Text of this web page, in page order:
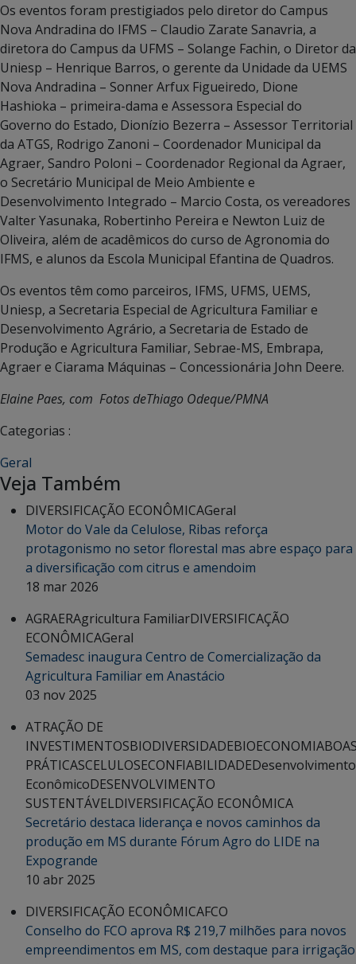
Os eventos foram prestigiados pelo diretor do Campus
Nova Andradina do IFMS – Claudio Zarate Sanavria, a
diretora do Campus da UFMS – Solange Fachin, o Diretor da
Uniesp – Henrique Barros, o gerente da Unidade da UEMS
Nova Andradina – Sonner Arfux Figueiredo, Dione
Hashioka – primeira-dama e Assessora Especial do
Governo do Estado, Dionízio Bezerra – Assessor Territorial
da ATGS, Rodrigo Zanoni – Coordenador Municipal da
Agraer, Sandro Poloni – Coordenador Regional da Agraer,
o Secretário Municipal de Meio Ambiente e
Desenvolvimento Integrado – Marcio Costa, os vereadores
Valter Yasunaka, Robertinho Pereira e Newton Luiz de
Oliveira, além de acadêmicos do curso de Agronomia do
IFMS, e alunos da Escola Municipal Efantina de Quadros.
Os eventos têm como parceiros, IFMS, UFMS, UEMS,
Uniesp, a Secretaria Especial de Agricultura Familiar e
Desenvolvimento Agrário, a Secretaria de Estado de
Produção e Agricultura Familiar, Sebrae-MS, Embrapa,
Agraer e Ciarama Máquinas – Concessionária John Deere.
Elaine Paes, com Fotos deThiago Odeque/PMNA
Categorias :
Geral
Veja Também
DIVERSIFICAÇÃO ECONÔMICAGeral
Motor do Vale da Celulose, Ribas reforça
protagonismo no setor florestal mas abre espaço para
a diversificação com citrus e amendoim
18 mar 2026
AGRAERAgricultura FamiliarDIVERSIFICAÇÃO
ECONÔMICAGeral
Semadesc inaugura Centro de Comercialização da
Agricultura Familiar em Anastácio
03 nov 2025
ATRAÇÃO DE
INVESTIMENTOSBIODIVERSIDADEBIOECONOMIA
PRÁTICASCELULOSECONFIABILIDADEDesenvolvimento
EconômicoDESENVOLVIMENTO
SUSTENTÁVELDIVERSIFICAÇÃO ECONÔMICA
Secretário destaca liderança e novos caminhos da
produção em MS durante Fórum Agro do LIDE na
Expogrande
10 abr 2025
DIVERSIFICAÇÃO ECONÔMICAFCO
Conselho do FCO aprova R$ 219,7 milhões para novos
empreendimentos em MS, com destaque para irrigação